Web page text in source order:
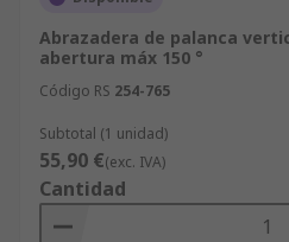
Abrazadera de palanca
abertura máx 150 °
Código RS 254-765
Subtotal (1 unidad)
55,90 €(exc. IVA)
Cantidad